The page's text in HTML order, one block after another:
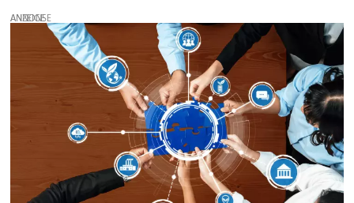
ANZEIGE